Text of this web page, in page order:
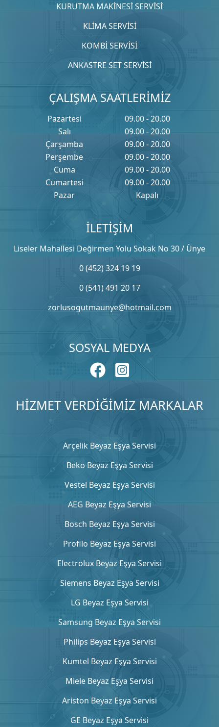
KURUTMA MAKİNESİ SERVİSİ
KLİMA SERVİSİ
KOMBİ SERVİSİ
ANKASTRE SET SERVİSİ
ÇALIŞMA SAATLERİMİZ
Pazartesi
09.00 - 20.00
Salı
09.00 - 20.00
Çarşamba
09.00 - 20.00
Perşembe
09.00 - 20.00
Cuma
09.00 - 20.00
Cumartesi
09.00 - 20.00
Pazar
Kapalı
İLETİŞİM
Liseler Mahallesi Değirmen Yolu Sokak No 30 / Ünye
0 (452) 324 19 19
0 (541) 491 20 17
zorlusogutmaunye@hotmail.com
SOSYAL MEDYA
HİZMET VERDİĞİMİZ MARKALAR
Arçelik Beyaz Eşya Servisi
Beko Beyaz Eşya Servisi
Vestel Beyaz Eşya Servisi
AEG Beyaz Eşya Servisi
Bosch Beyaz Eşya Servisi
Profilo Beyaz Eşya Servisi
Electrolux Beyaz Eşya Servisi
Siemens Beyaz Eşya Servisi
LG Beyaz Eşya Servisi
Samsung Beyaz Eşya Servisi
Philips Beyaz Eşya Servisi
Kumtel Beyaz Eşya Servisi
Miele Beyaz Eşya Servisi
Ariston Beyaz Eşya Servisi
GE Beyaz Eşya Servisi